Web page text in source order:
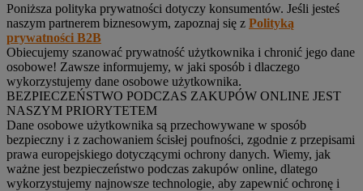
Poniższa polityka prywatności dotyczy konsumentów. Jeśli jesteś
naszym partnerem biznesowym, zapoznaj się z Polityką
prywatności B2B
Obiecujemy szanować prywatność użytkownika i chronić jego dane
osobowe! Zawsze informujemy, w jaki sposób i dlaczego
wykorzystujemy dane osobowe użytkownika.
BEZPIECZEŃSTWO PODCZAS ZAKUPÓW ONLINE JEST
NASZYM PRIORYTETEM
Dane osobowe użytkownika są przechowywane w sposób
bezpieczny i z zachowaniem ścisłej poufności, zgodnie z przepisami
prawa europejskiego dotyczącymi ochrony danych. Wiemy, jak
ważne jest bezpieczeństwo podczas zakupów online, dlatego
wykorzystujemy najnowsze technologie, aby zapewnić ochronę i